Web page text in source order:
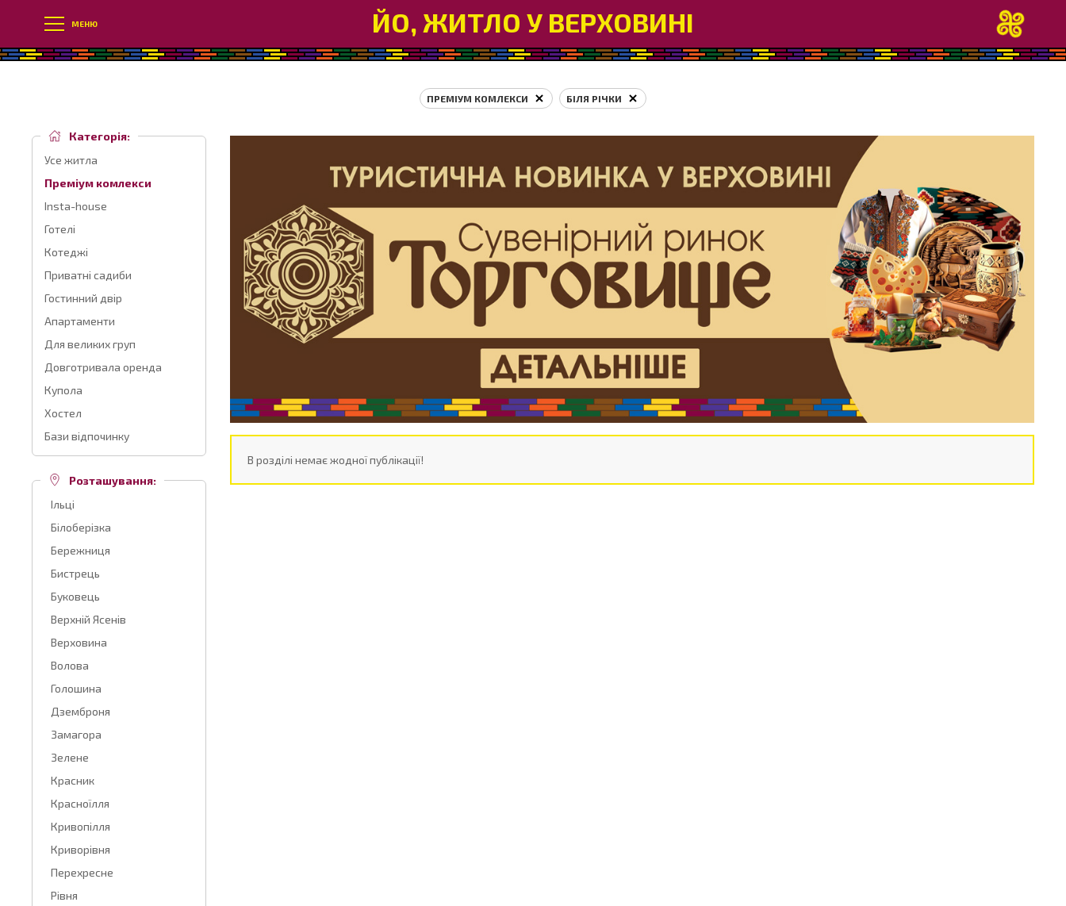
МЕНЮ ЙО, ЖИТЛО У ВЕРХОВИНІ
ПРЕМІУМ КОМЛЕКСИ БІЛЯ РІЧКИ
Категорія:
Усе житла
Преміум комлекси
Insta-house
Готелі
Котеджі
Приватні садиби
Гостинний двір
Апартаменти
Для великих груп
Довготривала оренда
Купола
Хостел
Бази відпочинку
Розташування:
Ільці
Білоберізка
Бережниця
Бистрець
Буковець
Верхній Ясенів
Верховина
Волова
Голошина
Дземброня
Замагора
Зелене
Красник
Красноїлля
Кривопілля
Криворівня
Перехресне
Рівня
В розділі немає жодної публікації!